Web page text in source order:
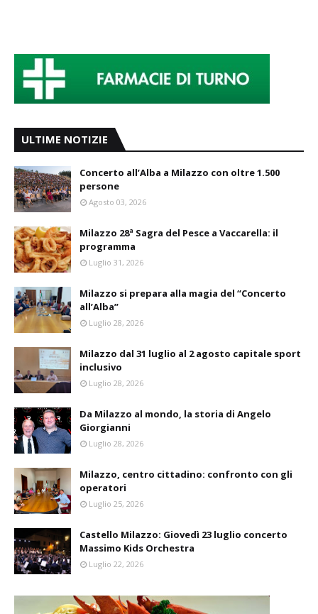
ULTIME NOTIZIE
Concerto all’Alba a Milazzo con oltre 1.500
persone
Agosto 03, 2026
Milazzo 28ª Sagra del Pesce a Vaccarella: il
programma
Luglio 31, 2026
Milazzo si prepara alla magia del “Concerto
all’Alba”
Luglio 28, 2026
Milazzo dal 31 luglio al 2 agosto capitale sport
inclusivo
Luglio 28, 2026
Da Milazzo al mondo, la storia di Angelo
Giorgianni
Luglio 28, 2026
Milazzo, centro cittadino: confronto con gli
operatori
Luglio 25, 2026
Castello Milazzo: Giovedì 23 luglio concerto
Massimo Kids Orchestra
Luglio 22, 2026